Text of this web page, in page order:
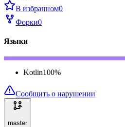
В избранном0
Форки0
Языки
Kotlin100%
Сообщить о нарушении
master